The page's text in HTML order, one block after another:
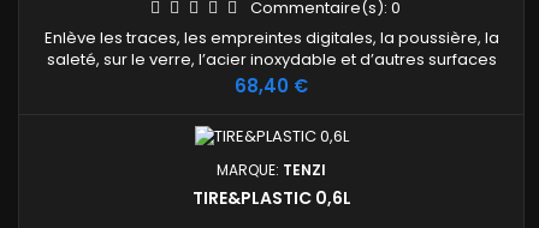
Commentaire(s): 0
Enlève les traces, les empreintes digitales, la poussière, la
saleté, sur le verre, l’acier inoxydable et d’autres surfaces
dures. Performant - Permet de nettoyer rapidement sans
raclette, laissant le verre et autres surfaces, sèches et sans
Prix
68,40 €
MARQUE: TENZI
TIRE&PLASTIC 0,6L